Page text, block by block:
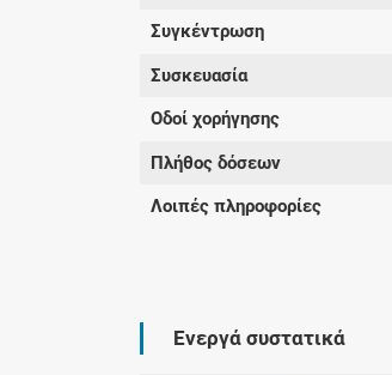
Συγκέντρωση
Συσκευασία
Οδοί χορήγησης
Πλήθος δόσεων
Λοιπές πληροφορίες
Ενεργά συστατικά